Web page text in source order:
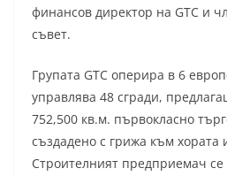
финансов директор на GTC и
съвет.
Групата GTC оперира в 6
управлява 48 сгради,
752,500 кв.м. първокласно
създадено с грижа към хората
Строителният предприемач се